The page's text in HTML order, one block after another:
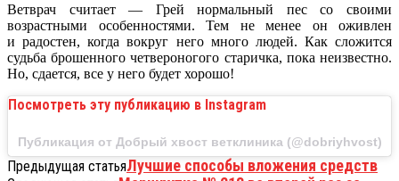
Ветврач считает — Грей нормальный пес со своими
возрастными особенностями. Тем не менее он оживлен
и радостен, когда вокруг него много людей. Как сложится
судьба брошенного четвероногого старичка, пока неизвестно.
Но, сдается, все у него будет хорошо!
Посмотреть эту публикацию в Instagram
Публикация от Добрый хвост ветклиника (@dobriyhvost)
Предыдущая статьяЛучшие способы вложения средств